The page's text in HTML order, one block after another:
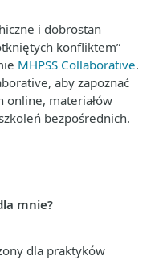
i dobrostan
konfliktem”
MHPSS Collaborative.
aby zapoznać
online, materiałów
bezpośrednich.
mnie?
dla praktyków